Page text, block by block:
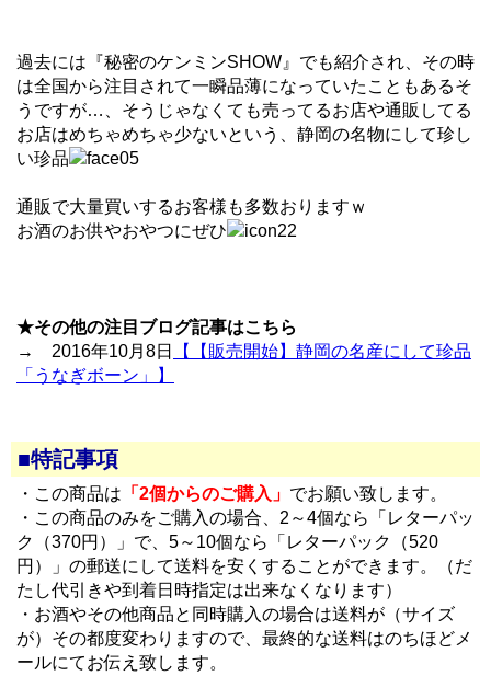
過去には『秘密のケンミンSHOW』でも紹介され、その時
は全国から注目されて一瞬品薄になっていたこともあるそ
うですが…、そうじゃなくても売ってるお店や通販してる
お店はめちゃめちゃ少ないという、静岡の名物にして珍し
い珍品
通販で大量買いするお客様も多数おりますｗ
お酒のお供やおやつにぜひ
★その他の注目ブログ記事はこちら
→ 2016年10月8日
【【販売開始】静岡の名産にして珍品
「うなぎボーン」】
■特記事項
・この商品は 「2個からのご購入」 でお願い致します。
・この商品のみをご購入の場合、2～4個なら「レターパッ
ク（370円）」で、5～10個なら「レターパック（520
円）」の郵送にして送料を安くすることができます。（だ
たし代引きや到着日時指定は出来なくなります）
・お酒やその他商品と同時購入の場合は送料が（サイズ
が）その都度変わりますので、最終的な送料はのちほどメ
ールにてお伝え致します。